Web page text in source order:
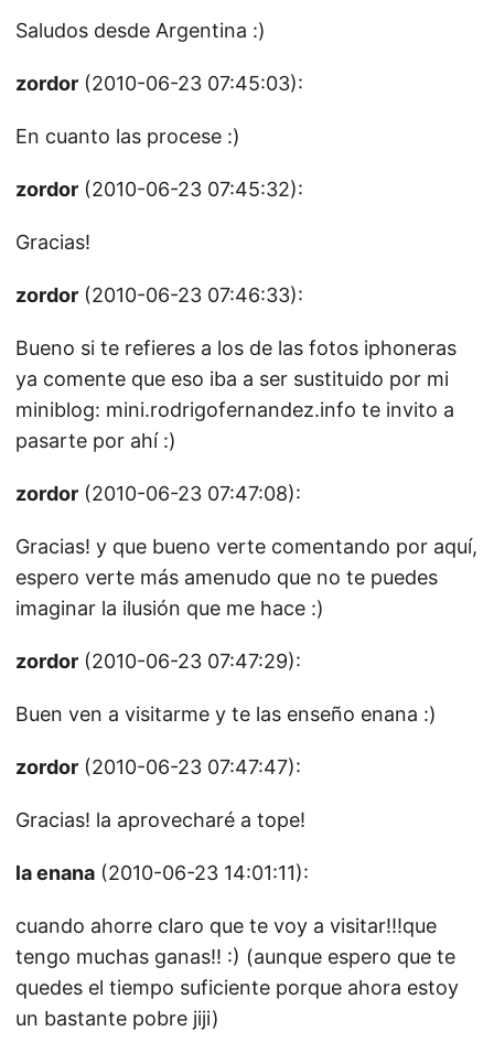
Saludos desde Argentina :)
zordor (2010-06-23 07:45:03):
En cuanto las procese :)
zordor (2010-06-23 07:45:32):
Gracias!
zordor (2010-06-23 07:46:33):
Bueno si te refieres a los de las fotos iphoneras
ya comente que eso iba a ser sustituido por mi
miniblog: mini.rodrigofernandez.info te invito a
pasarte por ahí :)
zordor (2010-06-23 07:47:08):
Gracias! y que bueno verte comentando por aquí,
espero verte más amenudo que no te puedes
imaginar la ilusión que me hace :)
zordor (2010-06-23 07:47:29):
Buen ven a visitarme y te las enseño enana :)
zordor (2010-06-23 07:47:47):
Gracias! la aprovecharé a tope!
la enana (2010-06-23 14:01:11):
cuando ahorre claro que te voy a visitar!!!que
tengo muchas ganas!! :) (aunque espero que te
quedes el tiempo suficiente porque ahora estoy
un bastante pobre jiji)